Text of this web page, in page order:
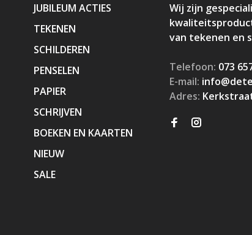
JUBILEUM ACTIES
TEKENEN
SCHILDEREN
PENSELEN
PAPIER
SCHRIJVEN
BOEKEN EN KAARTEN
NIEUW
SALE
Wij zijn
van tekenen en
Telefoon: 073
E-mail:
Adres: